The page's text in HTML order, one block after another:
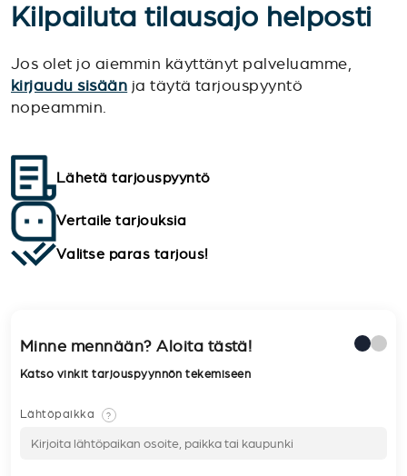
Kilpailuta tilausajo helposti
Jos olet jo aiemmin käyttänyt palveluamme,
kirjaudu sisään ja täytä tarjouspyyntö
nopeammin.
Lähetä tarjouspyyntö
Vertaile tarjouksia
Valitse paras tarjous!
Minne mennään? Aloita tästä!
Katso vinkit tarjouspyynnön tekemiseen
Lähtöpaikka ?